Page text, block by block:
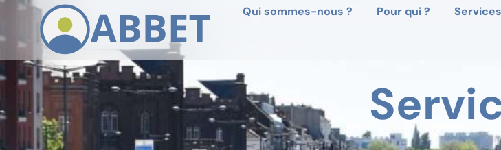
Qui sommes-nous ? Pour qui ? Services